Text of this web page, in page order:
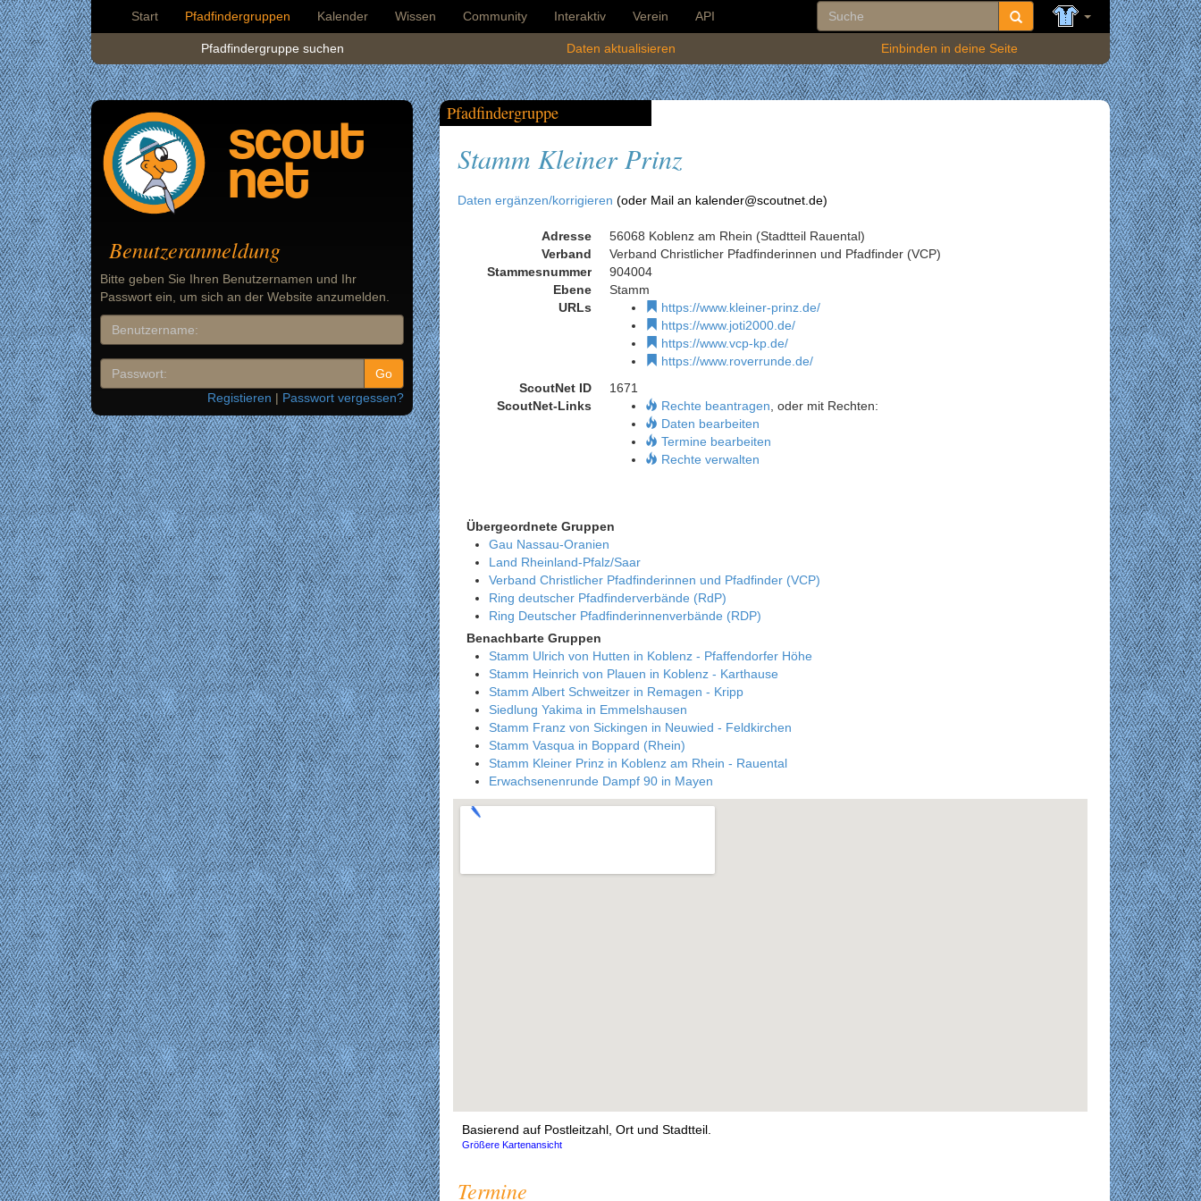
Start Pfadfindergruppen Kalender Wissen Community Interaktiv Verein API
Pfadfindergruppe suchen Daten aktualisieren Einbinden in deine Seite
scout
net
Benutzeranmeldung
Bitte geben Sie Ihren Benutzernamen und Ihr
Passwort ein, um sich an der Website anzumelden.
Registieren | Passwort vergessen?
Pfadfindergruppe
Stamm Kleiner Prinz
Daten ergänzen/korrigieren (oder Mail an kalender@scoutnet.de)
Adresse
56068 Koblenz am Rhein (Stadtteil Rauental)
Verband
Verband Christlicher Pfadfinderinnen und Pfadfinder (VCP)
Stammesnummer
904004
Ebene
Stamm
URLs
https://www.kleiner-prinz.de/
https://www.joti2000.de/
https://www.vcp-kp.de/
https://www.roverrunde.de/
ScoutNet ID
1671
ScoutNet-Links
Rechte beantragen , oder mit Rechten:
Daten bearbeiten
Termine bearbeiten
Rechte verwalten
Übergeordnete Gruppen
Gau Nassau-Oranien
Land Rheinland-Pfalz/Saar
Verband Christlicher Pfadfinderinnen und Pfadfinder (VCP)
Ring deutscher Pfadfinderverbände (RdP)
Ring Deutscher Pfadfinderinnenverbände (RDP)
Benachbarte Gruppen
Stamm Ulrich von Hutten in Koblenz - Pfaffendorfer Höhe
Stamm Heinrich von Plauen in Koblenz - Karthause
Stamm Albert Schweitzer in Remagen - Kripp
Siedlung Yakima in Emmelshausen
Stamm Franz von Sickingen in Neuwied - Feldkirchen
Stamm Vasqua in Boppard (Rhein)
Stamm Kleiner Prinz in Koblenz am Rhein - Rauental
Erwachsenenrunde Dampf 90 in Mayen
Basierend auf Postleitzahl, Ort und Stadtteil.
Größere Kartenansicht
Termine